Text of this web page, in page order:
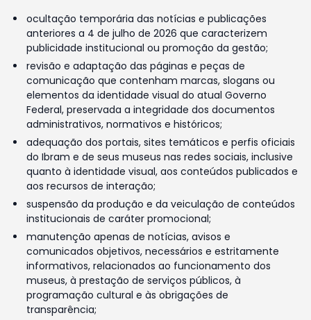
ocultação temporária das notícias e publicações
anteriores a 4 de julho de 2026 que caracterizem
publicidade institucional ou promoção da gestão;
revisão e adaptação das páginas e peças de
comunicação que contenham marcas, slogans ou
elementos da identidade visual do atual Governo
Federal, preservada a integridade dos documentos
administrativos, normativos e históricos;
adequação dos portais, sites temáticos e perfis oficiais
do Ibram e de seus museus nas redes sociais, inclusive
quanto à identidade visual, aos conteúdos publicados e
aos recursos de interação;
suspensão da produção e da veiculação de conteúdos
institucionais de caráter promocional;
manutenção apenas de notícias, avisos e
comunicados objetivos, necessários e estritamente
informativos, relacionados ao funcionamento dos
museus, à prestação de serviços públicos, à
programação cultural e às obrigações de
transparência;